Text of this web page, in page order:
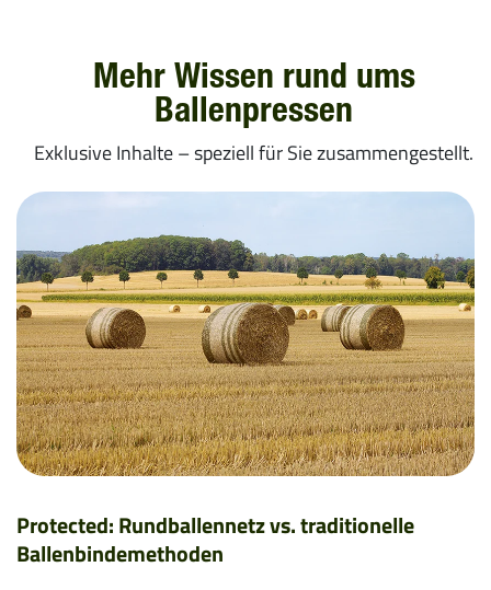
Mehr Wissen rund ums
Ballenpressen
Exklusive Inhalte – speziell für Sie zusammengestellt.
Protected: Rundballennetz vs. traditionelle
Ballenbindemethoden